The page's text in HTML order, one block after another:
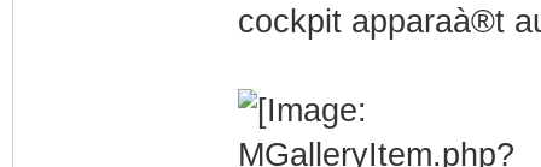
cockpit apparaà®t